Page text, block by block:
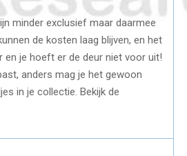
minder exclusief maar daarmee
de kosten laag blijven, en het
je hoeft er de deur niet voor uit!
anders mag je het gewoon
in je collectie. Bekijk de